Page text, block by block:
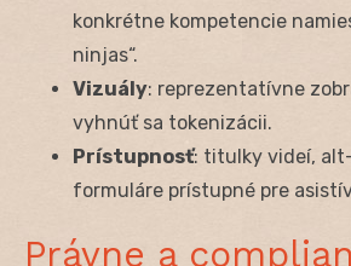
konkrétne kompetencie
ninjas“.
Vizuály: reprezentatívne
vyhnúť sa tokenizácii.
Prístupnosť: titulky videí,
formuláre prístupné pre
Právne a